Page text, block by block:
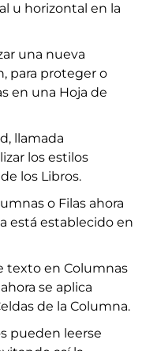
u horizontal en la
una nueva
para proteger o
en una Hoja de
llamada
los estilos
los Libros.
o Filas ahora
está establecido en
texto en Columnas
se aplica
de la Columna.
pueden leerse